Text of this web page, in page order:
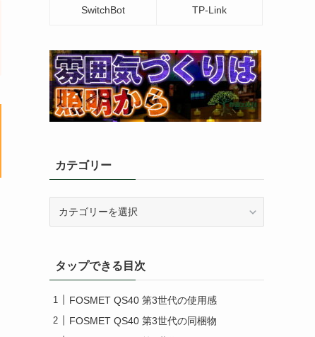
SwitchBot TP-Link
カテゴリー
ータップできる目次
FOSMET QS40 第3世代の使用感
FOSMET QS40 第3世代の同梱物